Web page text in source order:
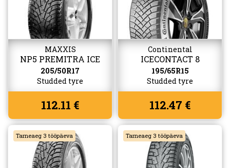
MAXXIS
NP5 PREMITRA ICE
205/50R17
Studded tyre
112.11 €
Continental
ICECONTACT 8
195/65R15
Studded tyre
112.47 €
Tarneaeg 3 tööpäeva Tarneaeg 3 tööpäeva